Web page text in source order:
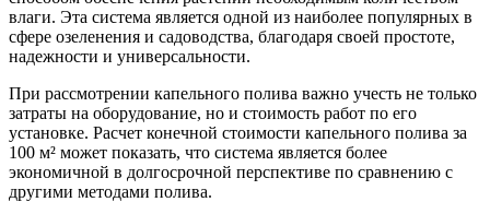
влаги. Эта система является одной из наиболее популярных в
сфере озеленения и садоводства, благодаря своей простоте,
надежности и универсальности.
При рассмотрении капельного полива важно учесть не только
затраты на оборудование, но и стоимость работ по его
установке. Расчет конечной стоимости капельного полива за
100 м² может показать, что система является более
экономичной в долгосрочной перспективе по сравнению с
другими методами полива.